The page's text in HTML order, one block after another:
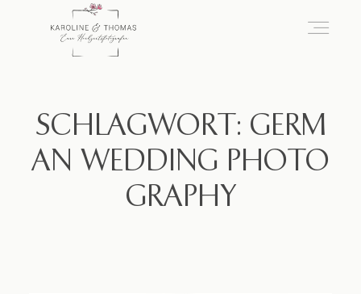
SCHLAGWORT: GERM
AN WEDDING PHOTO
GRAPHY
Hochzeit